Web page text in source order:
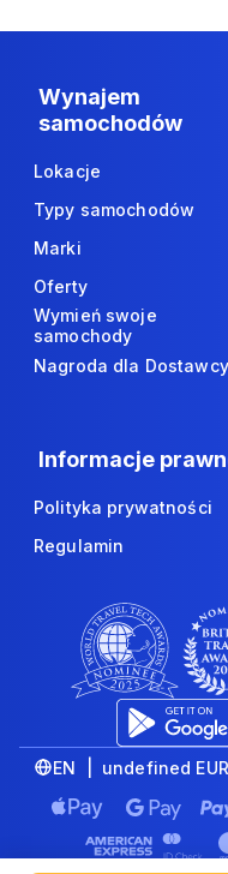
Wynajem
samochodów
Lokacje
Typy samochodów
Marki
Oferty
Wymień swoje
samochody
Nagroda dla Dostawcy
Informacje
Polityka prywatności
Regulamin
EN | undefined EUR